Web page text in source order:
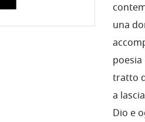
una
tratto
a
Dio e